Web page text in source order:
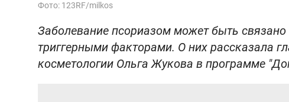
Фото: 123RF/milkos
Заболевание псориазом может быть
триггерными факторами. О них рассказала
косметологии Ольга Жукова в программе